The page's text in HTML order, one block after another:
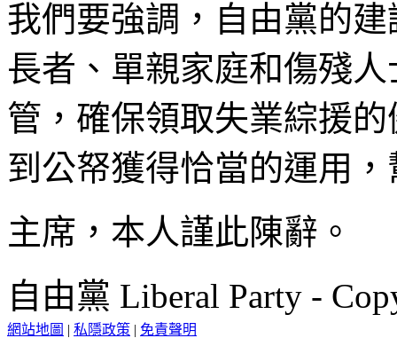
我們要強調，自由黨的
長者、單親家庭和傷殘
管，確保領取失業綜援
到公帑獲得恰當的運用
主席，本人謹此陳辭。
自由黨 Liberal Party -
網站地圖 | 私隱政策 | 免責聲明